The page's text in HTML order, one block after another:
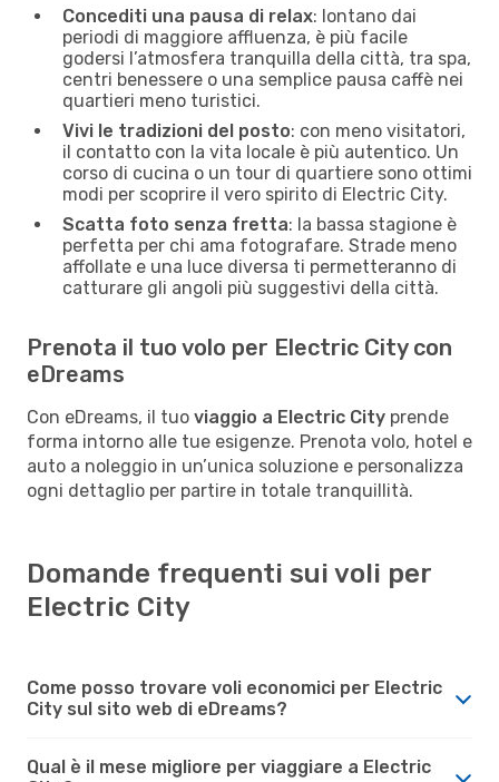
Concediti una pausa di relax: lontano dai
periodi di maggiore affluenza, è più facile
godersi l’atmosfera tranquilla della città, tra spa,
centri benessere o una semplice pausa caffè nei
quartieri meno turistici.
Vivi le tradizioni del posto: con meno visitatori,
il contatto con la vita locale è più autentico. Un
corso di cucina o un tour di quartiere sono ottimi
modi per scoprire il vero spirito di Electric City.
Scatta foto senza fretta: la bassa stagione è
perfetta per chi ama fotografare. Strade meno
affollate e una luce diversa ti permetteranno di
catturare gli angoli più suggestivi della città.
Prenota il tuo volo per Electric City con
eDreams
Con eDreams, il tuo viaggio a Electric City prende
forma intorno alle tue esigenze. Prenota volo, hotel e
auto a noleggio in un’unica soluzione e personalizza
ogni dettaglio per partire in totale tranquillità.
Domande frequenti sui voli per
Electric City
Come posso trovare voli economici per Electric
City sul sito web di eDreams?
Qual è il mese migliore per viaggiare a Electric